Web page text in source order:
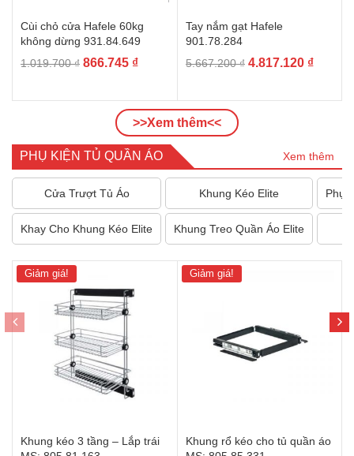
Cùi chỏ cửa Hafele 60kg
không dừng 931.84.649
1.019.700₫ Giá
1.019.700 ₫.
866.745 ₫Giá
là:
866.745 ₫.
Tay nắm gạt Hafele
901.78.284
5.667.200₫ Giá
4.817.120 ₫Giá
>>Xem thêm<<
PHỤ KIỆN TỦ QUẦN ÁO Xem thêm
Cửa Trượt Tủ Áo
Khay Cho Khung Kéo Elite
Khung Kéo Elite
Khung Treo Quần Áo Elite
Phụ
Giảm giá!
Khung kéo 3 tầng – Lắp trái
Giảm giá!
Khung rổ kéo cho tủ quần áo